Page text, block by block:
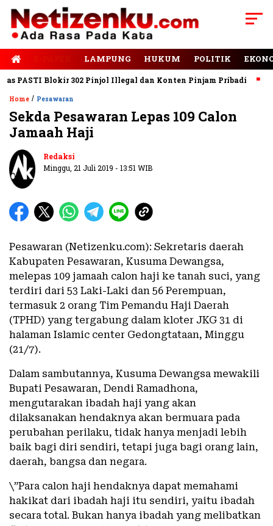
LAMPUNG HUKUM POLITIK
Blokir 302 Pinjol Illegal dan Konten Pinjam Pribadi
Home / Pesawaran
Sekda Pesawaran Lepas 109 Calon
Jamaah Haji
Redaksi
Minggu, 21 Juli 2019 - 13:51 WIB
Pesawaran (Netizenku.com): Sekretaris daerah
Kabupaten Pesawaran, Kusuma Dewangsa,
melepas 109 jamaah calon haji ke tanah suci, yang
terdiri dari 53 Laki-Laki dan 56 Perempuan,
termasuk 2 orang Tim Pemandu Haji Daerah
(TPHD) yang tergabung dalam kloter JKG 31 di
halaman Islamic center Gedongtataan, Minggu
(21/7).
Dalam sambutannya, Kusuma Dewangsa mewakili
Bupati Pesawaran, Dendi Ramadhona,
mengutarakan ibadah haji yang akan
dilaksanakan hendaknya akan bermuara pada
perubahan perilaku, tidak hanya menjadi lebih
baik bagi diri sendiri, tetapi juga bagi orang lain,
daerah, bangsa dan negara.
\”Para calon haji hendaknya dapat memahami
hakikat dari ibadah haji itu sendiri, yaitu ibadah
secara total. Bukan hanya ibadah yang melibatkan